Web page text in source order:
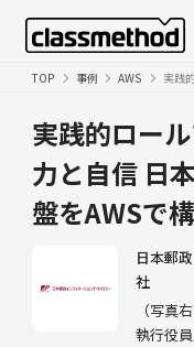
TOP 事例 AWS
実践的ロー
力と自信日
盤をAWSで
日本郵
社
（写真
執行役